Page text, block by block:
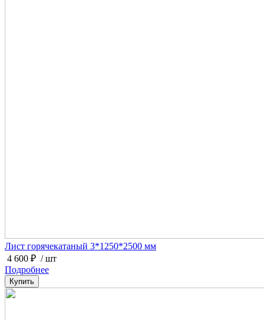
Лист горячекатаный 3*1250*2500 мм
4 600 ₽ / шт
Подробнее